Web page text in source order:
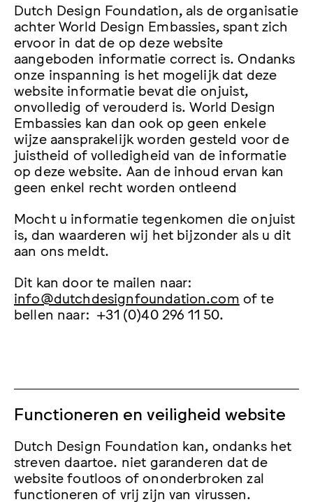
Dutch Design Foundation, als de organisatie
achter World Design Embassies, spant zich
ervoor in dat de op deze website
aangeboden informatie correct is. Ondanks
onze inspanning is het mogelijk dat deze
website informatie bevat die onjuist,
onvolledig of verouderd is. World Design
Embassies kan dan ook op geen enkele
wijze aansprakelijk worden gesteld voor de
juistheid of volledigheid van de informatie
op deze website. Aan de inhoud ervan kan
geen enkel recht worden ontleend
Mocht u informatie tegenkomen die onjuist
is, dan waarderen wij het bijzonder als u dit
aan ons meldt.
Dit kan door te mailen naar:
info@dutchdesignfoundation.com of te
bellen naar: +31 (0)40 296 11 50.
Functioneren en veiligheid website
Dutch Design Foundation kan, ondanks het
streven daartoe. niet garanderen dat de
website foutloos of ononderbroken zal
functioneren of vrij zijn van virussen.